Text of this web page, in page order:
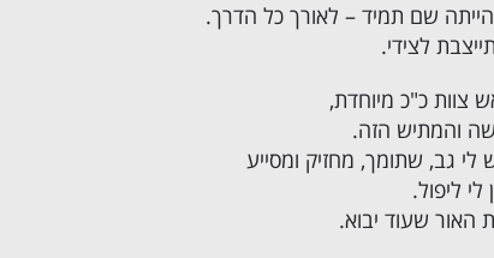
שם תמיד – לאורך כל הדרך.
לצידי.
צוות כ"כ מיוחדת,
והמתיש הזה.
גב, שתומך, מחזיק ומסייע
ליפול.
האור שעוד יבוא.